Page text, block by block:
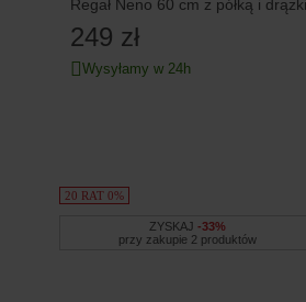
Regał Neno 60 cm z półką i
249 zł
Wysyłamy w 24h
20 RAT 0%
ZYSKAJ -33%
przy zakupie 2 produktów